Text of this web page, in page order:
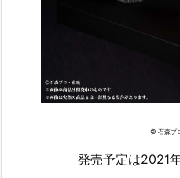
© 石森プ
発売予定は2021